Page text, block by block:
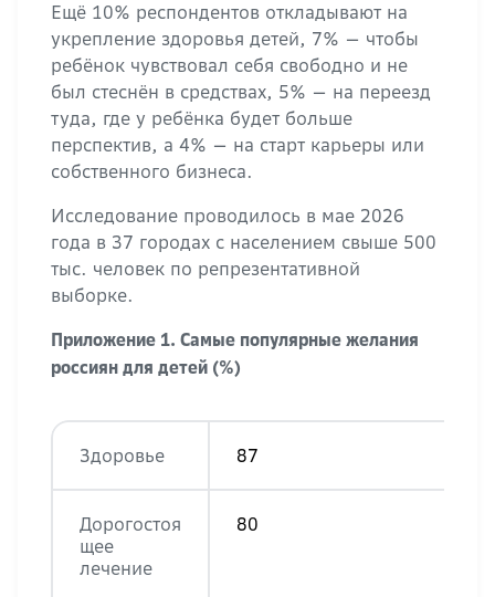
Ещё 10% респондентов откладывают на
укрепление здоровья детей, 7% — чтобы
ребёнок чувствовал себя свободно и не
был стеснён в средствах, 5% — на переезд
туда, где у ребёнка будет больше
перспектив, а 4% — на старт карьеры или
собственного бизнеса.
Исследование проводилось в мае 2026
года в 37 городах с населением свыше 500
тыс. человек по репрезентативной
выборке.
Приложение 1. Самые популярные желания
россиян для детей (%)
Здоровье 87
Дорогостоя
щее
лечение
80